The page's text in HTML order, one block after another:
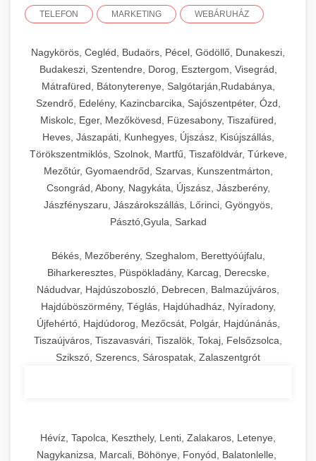
TELEFON MARKETING WEBÁRUHÁZ
Nagykörös, Cegléd, Budaörs, Pécel, Gödöllő, Dunakeszi,
Budakeszi, Szentendre, Dorog, Esztergom, Visegrád,
Mátrafüred, Bátonyterenye, Salgótarján,Rudabánya,
Szendrő, Edelény, Kazincbarcika, Sajószentpéter, Ózd,
Miskolc, Eger, Mezőkövesd, Füzesabony, Tiszafüred,
Heves, Jászapáti, Kunhegyes, Újszász, Kisújszállás,
Törökszentmiklós, Szolnok, Martfű, Tiszaföldvár, Túrkeve,
Mezőtúr, Gyomaendrőd, Szarvas, Kunszentmárton,
Csongrád, Abony, Nagykáta, Újszász, Jászberény,
Jászfényszaru, Jászárokszállás, Lőrinci, Gyöngyös,
Pásztó,Gyula, Sarkad
Békés, Mezőberény, Szeghalom, Berettyóújfalu,
Biharkeresztes, Püspökladány, Karcag, Derecske,
Nádudvar, Hajdúszoboszló, Debrecen, Balmazújváros,
Hajdúböszörmény, Téglás, Hajdúhadház, Nyíradony,
Újfehértó, Hajdúdorog, Mezőcsát, Polgár, Hajdúnánás,
Tiszaújváros, Tiszavasvári, Tiszalök, Tokaj, Felsőzsolca,
Szikszó, Szerencs, Sárospatak, Zalaszentgrót
Hévíz, Tapolca, Keszthely, Lenti, Zalakaros, Letenye,
Nagykanizsa, Marcali, Böhönye, Fonyód, Balatonlelle,